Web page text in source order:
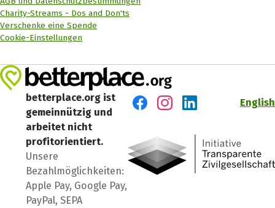
Charity-Streams - Dos and Don'ts
Verschenke eine Spende
Cookie-Einstellungen
betterplace.org ist
gemeinnützig und
arbeitet nicht
profitorientiert.
Unsere
Bezahlmöglichkeiten:
Apple Pay, Google Pay,
PayPal, SEPA
English